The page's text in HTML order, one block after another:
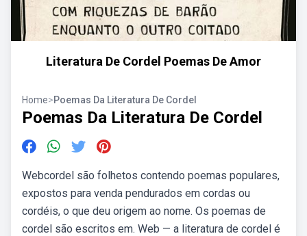
Literatura De Cordel Poemas De Amor
Home>Poemas Da Literatura De Cordel
Poemas Da Literatura De Cordel
Webcordel são folhetos contendo poemas populares,
expostos para venda pendurados em cordas ou
cordéis, o que deu origem ao nome. Os poemas de
cordel são escritos em. Web — a literatura de cordel é